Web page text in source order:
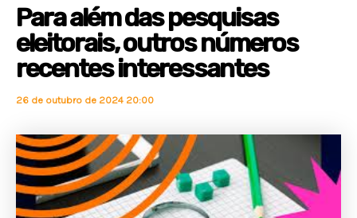
Para além das pesquisas
eleitorais, outros números
recentes interessantes
26 de outubro de 2024 20:00